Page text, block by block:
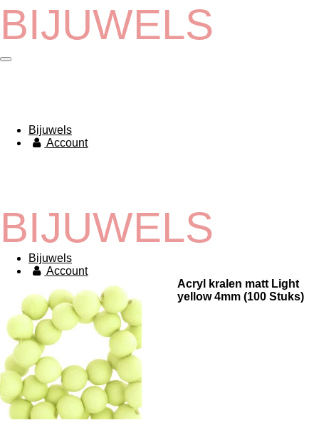
Ga
direct
naar
hoofdinhoud
BIJUWELS
Bijuwels
Account
BIJUWELS
Bijuwels
Account
Acryl kralen matt Light
yellow 4mm (100 Stuks)